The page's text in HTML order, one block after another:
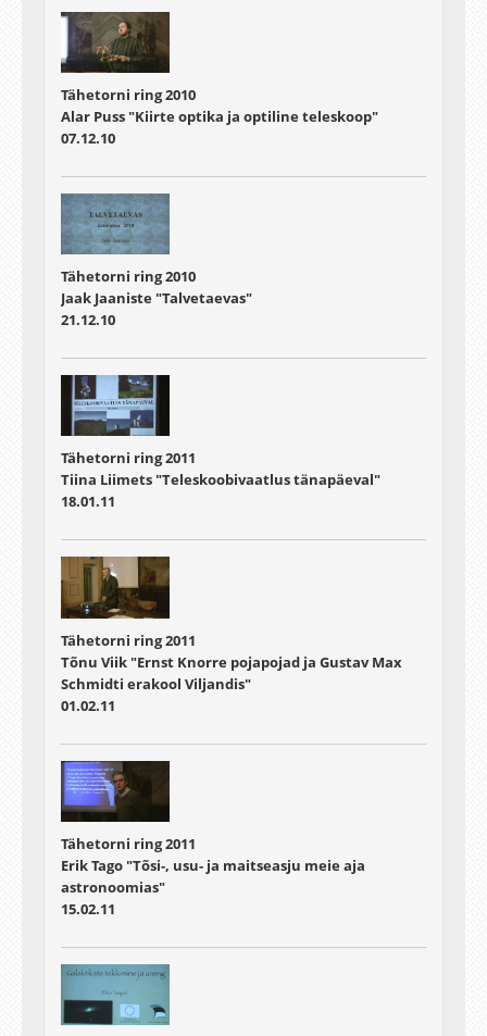
Tähetorni ring 2010
Alar Puss "Kiirte optika ja optiline teleskoop"
07.12.10
Tähetorni ring 2010
Jaak Jaaniste "Talvetaevas"
21.12.10
Tähetorni ring 2011
Tiina Liimets "Teleskoobivaatlus tänapäeval"
18.01.11
Tähetorni ring 2011
Tõnu Viik "Ernst Knorre pojapojad ja Gustav Max
Schmidti erakool Viljandis"
01.02.11
Tähetorni ring 2011
Erik Tago "Tõsi-, usu- ja maitseasju meie aja
astronoomias"
15.02.11